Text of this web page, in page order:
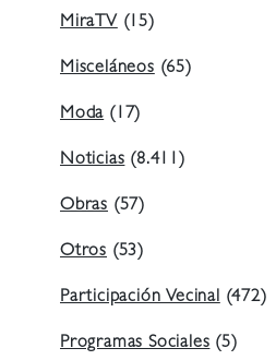
MiraTV (15)
Misceláneos (65)
Moda (17)
Noticias (8.411)
Obras (57)
Otros (53)
Participación Vecinal (472)
Programas Sociales (5)